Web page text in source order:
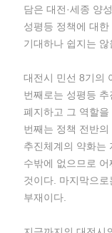
담은 대전·세종 양
성평등 정책에 대
기대하나 쉽지는
대전시 민선 8기의
번째로는 성평등
폐지하고 그 역할
번째는 정책 전반
추진체계의 약화는
수밖에 없으므로
것이다. 마지막으
부재이다.